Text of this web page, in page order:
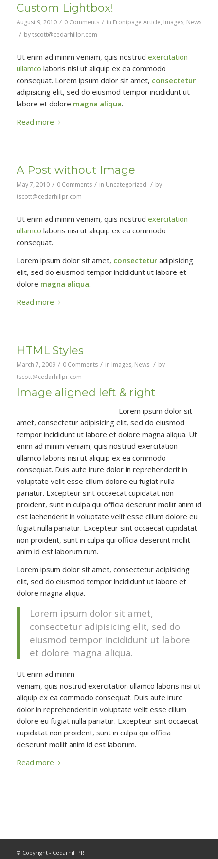
Custom Lightbox!
August 9, 2010 / 0 Comments / in Frontpage Article, Images, News
/ bytscott@cedarhillpr.com
Ut enim ad minim veniam, quis nostrud exercitation
ullamco laboris nisi ut aliquip ex ea commodo
consequat. Lorem ipsum dolor sit amet, consectetur
adipisicing elit, sed do eiusmod tempor incididunt ut
labore et dolore magna aliqua.
Read more
A Post without Image
May 7, 2010 / 0 Comments / in Uncategorized / by
tscott@cedarhillpr.com
Ut enim ad minim veniam, quis nostrud exercitation
ullamco laboris nisi ut aliquip ex ea commodo
consequat.
Lorem ipsum dolor sit amet, consecteturadipisicing
elit, sed do eiusmod tempor incididunt ut labore et
dolore magna aliqua.
Read more
HTML Styles
March 7, 2009 / 0 Comments / in Images, News / by
tscott@cedarhillpr.com
Image aligned left & right
Lorem ipsum dolor sit
amet, consectetur adipisicing elit, sed do eiusmod
tempor incididunt ut labore et dolore magna aliqua. Ut
enim ad minim veniam, quis nostrud exercitation
ullamco laboris nisi ut aliquip ex ea commodo
consequat. Duis aute irure dolor in reprehenderit in
voluptate velit esse cillum dolore eu fugiat nulla
pariatur. Excepteur sint occaecat cupidatat non
proident, sunt in culpa qui officia deserunt mollit anim id
est laehenderit in voluptate velit esse cillum dolore eu
fugiat nulla pariatur. Excepteur sint occaecat cupidatat
non proident, sunt in culpa qui officia deserunt mollit
anim id est laborum.rum.
Lorem ipsum dolor sit amet, consectetur adipisicing
elit, sed do eiusmod tempor incididunt ut labore et
dolore magna aliqua.
Lorem ipsum dolor sit amet,
consectetur adipisicing elit, sed do
eiusmod tempor incididunt ut labore
et dolore magna aliqua.
Ut enim ad minim
veniam, quis nostrud exercitation ullamco laboris nisi ut
aliquip ex ea commodo consequat. Duis aute irure
dolor in reprehenderit in voluptate velit esse cillum
dolore eu fugiat nulla pariatur. Excepteur sint occaecat
cupidatat non proident, sunt in culpa qui officia
deserunt mollit anim id est laborum.
Read more
© Copyright - Cedarhill PR